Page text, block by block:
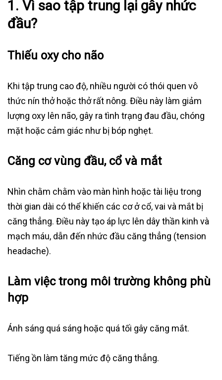
1. Vì sao tập trung lại gây nhức
đầu?
Thiếu oxy cho não
Khi tập trung cao độ, nhiều người có thói quen vô
thức nín thở hoặc thở rất nông. Điều này làm giảm
lượng oxy lên não, gây ra tình trạng đau đầu, chóng
mặt hoặc cảm giác như bị bóp nghẹt.
Căng cơ vùng đầu, cổ và mắt
Nhìn chằm chằm vào màn hình hoặc tài liệu trong
thời gian dài có thể khiến các cơ ở cổ, vai và mắt bị
căng thẳng. Điều này tạo áp lực lên dây thần kinh và
mạch máu, dẫn đến nhức đầu căng thẳng (tension
headache).
Làm việc trong môi trường không phù
hợp
Ánh sáng quá sáng hoặc quá tối gây căng mắt.
Tiếng ồn làm tăng mức độ căng thẳng.